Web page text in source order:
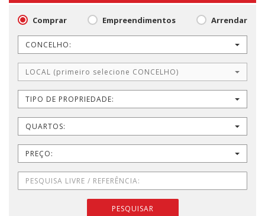
Comprar Empreendimentos Arrendar
CONCELHO:
LOCAL (primeiro selecione CONCELHO)
TIPO DE PROPRIEDADE:
QUARTOS:
PREÇO:
PESQUISAR